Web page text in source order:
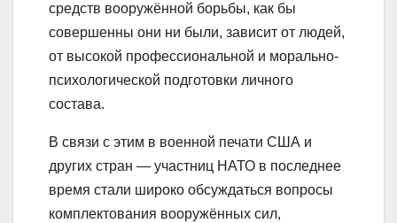
средств вооружённой борьбы, как бы
совершенны они ни были, зависит от людей,
от высокой профессиональной и морально-
психологической подготовки личного
состава.
В связи с этим в военной печати США и
других стран — участниц НАТО в последнее
время стали широко обсуждаться вопросы
комплектования вооружённых сил,